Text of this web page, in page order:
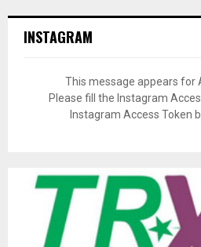
INSTAGRAM
This message appears for
Please fill the Instagram
Instagram Access Token